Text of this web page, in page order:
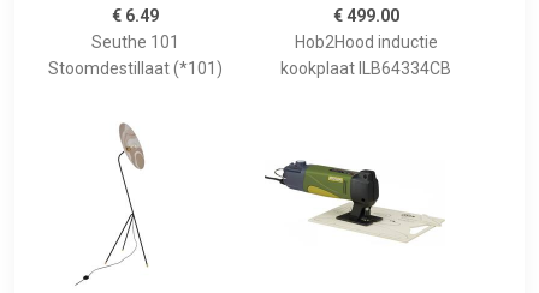
€ 6.49
Seuthe 101
Stoomdestillaat (*101)
€ 499.00
Hob2Hood inductie
kookplaat ILB64334CB